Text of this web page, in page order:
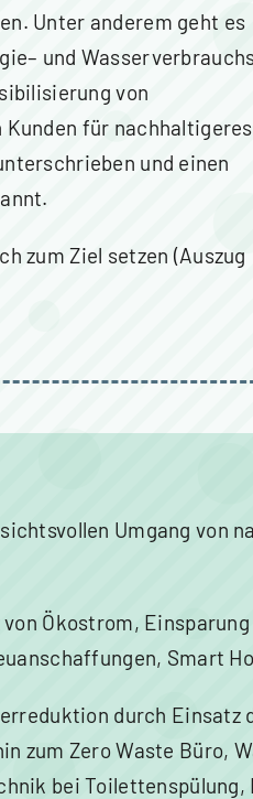
Unter anderem geht es
und
von
für nachhaltigeres
und einen
zum Ziel setzen (Auszug
Umgang von
Ökostrom,
Smart
durch Einsatz
zum Zero Waste Büro,
bei